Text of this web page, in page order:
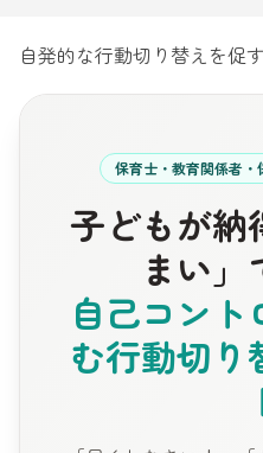
自発的な行動切り替えを促
保育士・教育関係者・
子どもが納
まい」
自己コン
む行動切り